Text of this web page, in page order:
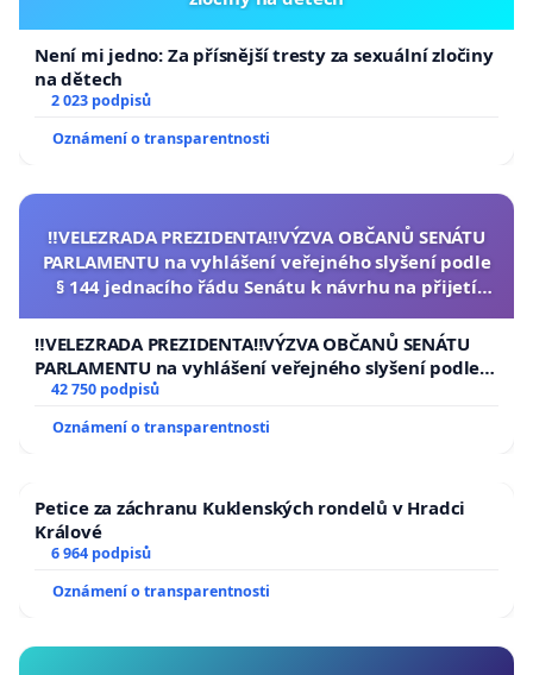
Není mi jedno: Za přísnější tresty za sexuální zločiny
na dětech
2 023 podpisů
Oznámení o transparentnosti
‼️VELEZRADA PREZIDENTA‼️VÝZVA OBČANŮ SENÁTU
PARLAMENTU na vyhlášení veřejného slyšení podle
§ 144 jednacího řádu Senátu k návrhu na přijetí
republiky
‼️VELEZRADA PREZIDENTA‼️VÝZVA OBČANŮ SENÁTU
PARLAMENTU na vyhlášení veřejného slyšení podle §
144 jednacího řádu Senátu k návrhu na přijetí
republiky
42 750 podpisů
Oznámení o transparentnosti
Petice za záchranu Kuklenských rondelů v Hradci
Králové
6 964 podpisů
Oznámení o transparentnosti